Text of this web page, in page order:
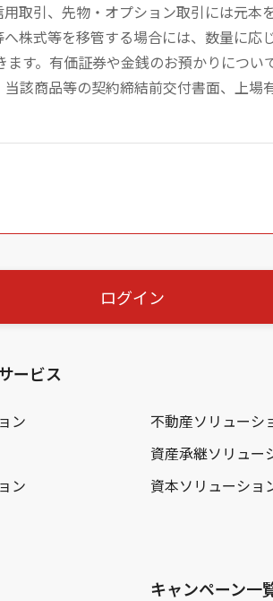
取引、先物・オプション取引には元本
株式等を移管する場合には、数量に応
す。有価証券や金銭のお預かりについ
該商品等の契約締結前交付書面、上場
ログイン
ービス
ン 不動産ソリューシ
資産承継ソリュー
ン
資本ソリューショ
キャンペーン一